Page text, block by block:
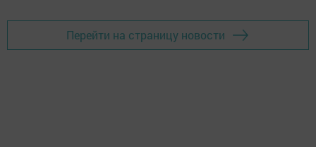
Перейти на страницу новости